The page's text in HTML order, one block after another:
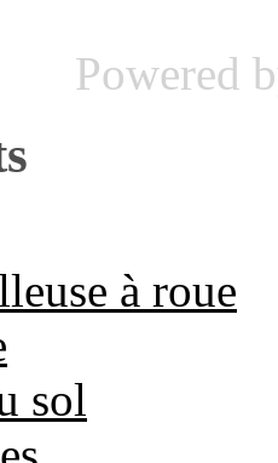
Powered
à roue
sol